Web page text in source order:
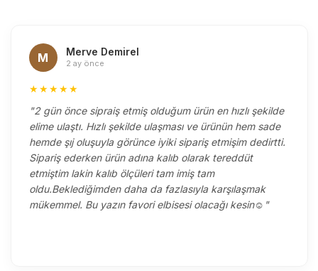
M Merve Demirel
2 ay önce
★★★★★
"2 gün önce sipraiş etmiş olduğum ürün en hızlı şekilde
elime ulaştı. Hızlı şekilde ulaşması ve ürünün hem sade
hemde şıj oluşuyla görünce iyiki sipariş etmişim dedirtti.
Sipariş ederken ürün adına kalıb olarak tereddüt
etmiştim lakin kalıb ölçüleri tam imiş tam
oldu.Beklediğimden daha da fazlasıyla karşılaşmak
mükemmel. Bu yazın favori elbisesi olacağı kesin☺️"